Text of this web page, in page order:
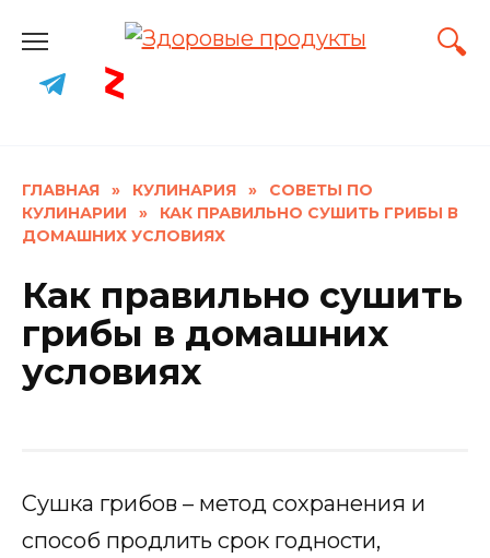
content
ГЛАВНАЯ » КУЛИНАРИЯ »
СОВЕТЫ ПО
КУЛИНАРИИ
»
КАК ПРАВИЛЬНО СУШИТЬ ГРИБЫ В
ДОМАШНИХ УСЛОВИЯХ
Как правильно сушить
грибы в домашних
условиях
Сушка грибов – метод сохранения и
способ продлить срок годности,